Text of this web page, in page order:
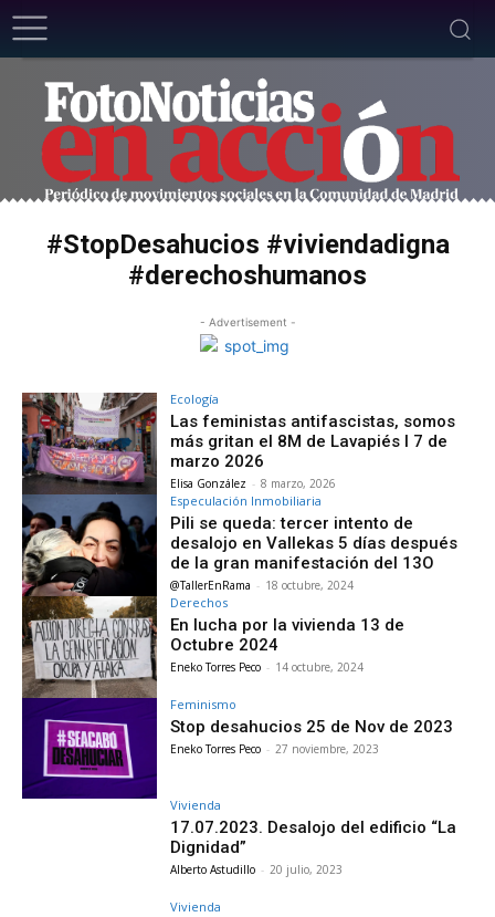
#StopDesahucios #viviendadigna
#derechoshumanos
- Advertisement -
Ecología
Las feministas antifascistas, somos
más gritan el 8M de Lavapiés I 7 de
marzo 2026
Elisa González - 8 marzo, 2026
Especulación Inmobiliaria
Pili se queda: tercer intento de
desalojo en Vallekas 5 días después
de la gran manifestación del 13O
@TallerEnRama - 18 octubre, 2024
Derechos
En lucha por la vivienda 13 de
Octubre 2024
Eneko Torres Peco - 14 octubre, 2024
Feminismo
Stop desahucios 25 de Nov de 2023
Eneko Torres Peco - 27 noviembre, 2023
Vivienda
17.07.2023. Desalojo del edificio “La
Dignidad”
Alberto Astudillo - 20 julio, 2023
Vivienda